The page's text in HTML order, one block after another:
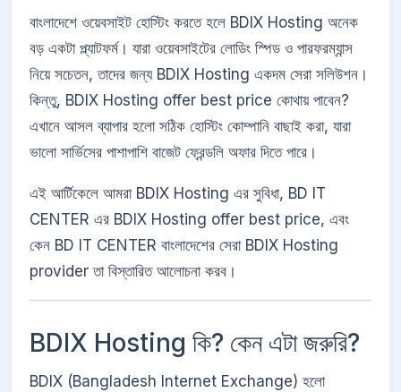
বাংলাদেশে ওয়েবসাইট হোস্টিং করতে হলে BDIX Hosting অনেক
বড় একটা প্ল্যাটফর্ম। যারা ওয়েবসাইটের লোডিং স্পিড ও পারফরম্যান্স
নিয়ে সচেতন, তাদের জন্য BDIX Hosting একদম সেরা সলিউশন।
কিন্তু, BDIX Hosting offer best price কোথায় পাবেন?
এখানে আসল ব্যাপার হলো সঠিক হোস্টিং কোম্পানি বাছাই করা, যারা
ভালো সার্ভিসের পাশাপাশি বাজেট ফ্রেন্ডলি অফার দিতে পারে।
এই আর্টিকেলে আমরা BDIX Hosting এর সুবিধা, BD IT
CENTER এর BDIX Hosting offer best price, এবং
কেন BD IT CENTER বাংলাদেশের সেরা BDIX Hosting
provider তা বিস্তারিত আলোচনা করব।
BDIX Hosting কি? কেন এটা জরুরি?
BDIX (Bangladesh Internet Exchange) হলো